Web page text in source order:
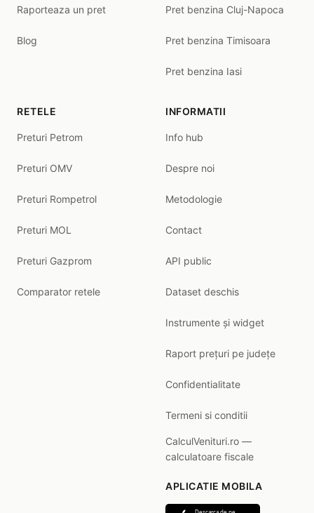
Raporteaza un pret
Blog
Pret benzina Cluj-Napoca
Pret benzina Timisoara
Pret benzina Iasi
RETELE
Preturi Petrom
Preturi OMV
Preturi Rompetrol
Preturi MOL
Preturi Gazprom
Comparator retele
INFORMATII
Info hub
Despre noi
Metodologie
Contact
API public
Dataset deschis
Instrumente și widget
Raport prețuri pe județe
Confidentialitate
Termeni si conditii
CalculVenituri.ro —
calculatoare fiscale
APLICATIE MOBILA